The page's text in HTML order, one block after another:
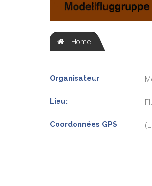
Home
Organisateur
Lieu:
Coordonnées GPS